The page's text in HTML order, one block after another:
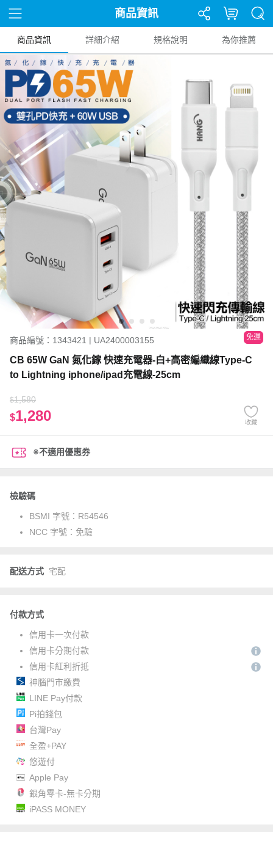
商品資訊
商品資訊 詳細介紹 規格說明 為你推薦
商品編號：1343421 | UA2400003155 免運
CB 65W GaN 氮化鎵 快速充電器-白+高密編織線Type-C
to Lightning iphone/ipad充電線-25cm
$1,580
$1,280 收藏
※不適用優惠券
檢驗碼
BSMI 字號： R54546
NCC 字號： 免驗
配送方式 宅配
付款方式
信用卡一次付款
信用卡分期付款
信用卡紅利折抵
神腦門市繳費
LINE Pay付款
Pi拍錢包
台灣Pay
全盈+PAY
悠遊付
Apple Pay
銀角零卡-無卡分期
iPASS MONEY